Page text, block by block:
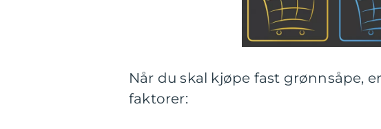
Når du skal kjøpe fast grønnsåpe,
faktorer: